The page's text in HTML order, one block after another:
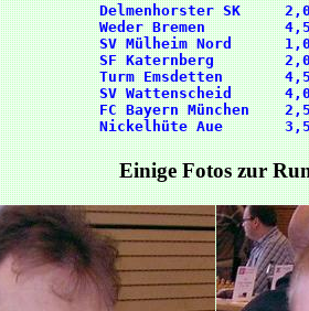
Weder
SV Mülheim
SF
Turm
SV Wattenscheid
FC Bayern
Einige Fotos zur